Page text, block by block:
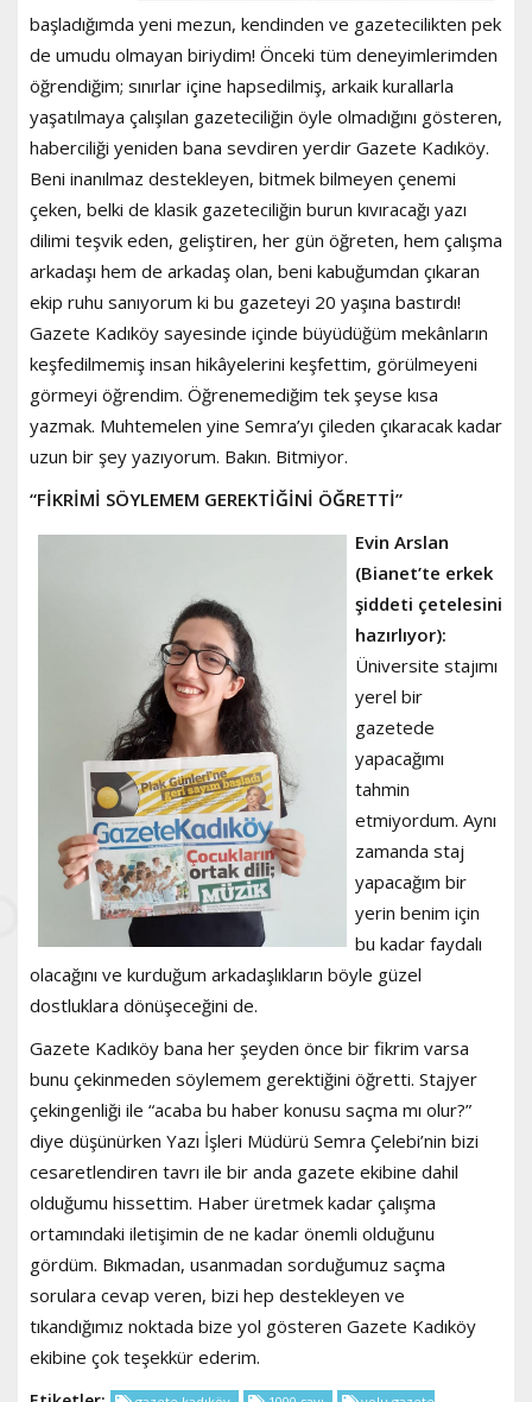
başladığımda yeni mezun, kendinden ve gazetecilikten pek
de umudu olmayan biriydim! Önceki tüm deneyimlerimden
öğrendiğim; sınırlar içine hapsedilmiş, arkaik kurallarla
yaşatılmaya çalışılan gazeteciliğin öyle olmadığını gösteren,
haberciliği yeniden bana sevdiren yerdir Gazete Kadıköy.
Beni inanılmaz destekleyen, bitmek bilmeyen çenemi
çeken, belki de klasik gazeteciliğin burun kıvıracağı yazı
dilimi teşvik eden, geliştiren, her gün öğreten, hem çalışma
arkadaşı hem de arkadaş olan, beni kabuğumdan çıkaran
ekip ruhu sanıyorum ki bu gazeteyi 20 yaşına bastırdı!
Gazete Kadıköy sayesinde içinde büyüdüğüm mekânların
keşfedilmemiş insan hikâyelerini keşfettim, görülmeyeni
görmeyi öğrendim. Öğrenemediğim tek şeyse kısa
yazmak. Muhtemelen yine Semra’yı çileden çıkaracak kadar
uzun bir şey yazıyorum. Bakın. Bitmiyor.
“FİKRİMİ SÖYLEMEM GEREKTİĞİNİ ÖĞRETTİ”
Evin Arslan
(Bianet’te erkek
şiddeti çetelesini
hazırlıyor):
Üniversite stajımı
yerel bir
gazetede
yapacağımı
tahmin
etmiyordum. Aynı
zamanda staj
yapacağım bir
yerin benim için
bu kadar faydalı
olacağını ve kurduğum arkadaşlıkların böyle güzel
dostluklara dönüşeceğini de.
Gazete Kadıköy bana her şeyden önce bir fikrim varsa
bunu çekinmeden söylemem gerektiğini öğretti. Stajyer
çekingenliği ile “acaba bu haber konusu saçma mı olur?”
diye düşünürken Yazı İşleri Müdürü Semra Çelebi’nin bizi
cesaretlendiren tavrı ile bir anda gazete ekibine dahil
olduğumu hissettim. Haber üretmek kadar çalışma
ortamındaki iletişimin de ne kadar önemli olduğunu
gördüm. Bıkmadan, usanmadan sorduğumuz saçma
sorulara cevap veren, bizi hep destekleyen ve
tıkandığımız noktada bize yol gösteren Gazete Kadıköy
ekibine çok teşekkür ederim.